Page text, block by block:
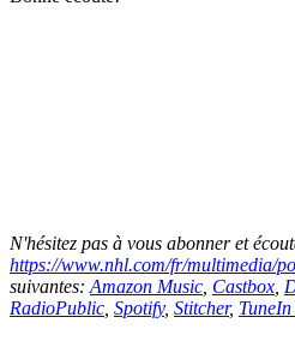
N'hésitez pas à vous abonner et
https://www.nhl.com/fr/multimedia/
suivantes: Amazon Music Castbox
RadioPublic Spotify, Stitcher,